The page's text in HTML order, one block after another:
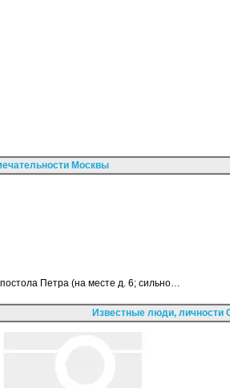
Москвы
Петра (на месте д. 6; сильно…
Известные люди, личности